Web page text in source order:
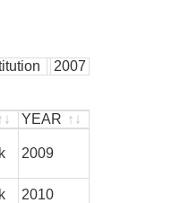
2007
YEAR
2009
2010